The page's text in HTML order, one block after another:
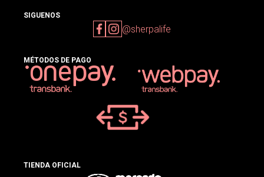
SIGUENOS
@sherpalife
MÉTODOS DE PAGO
TIENDA OFICIAL